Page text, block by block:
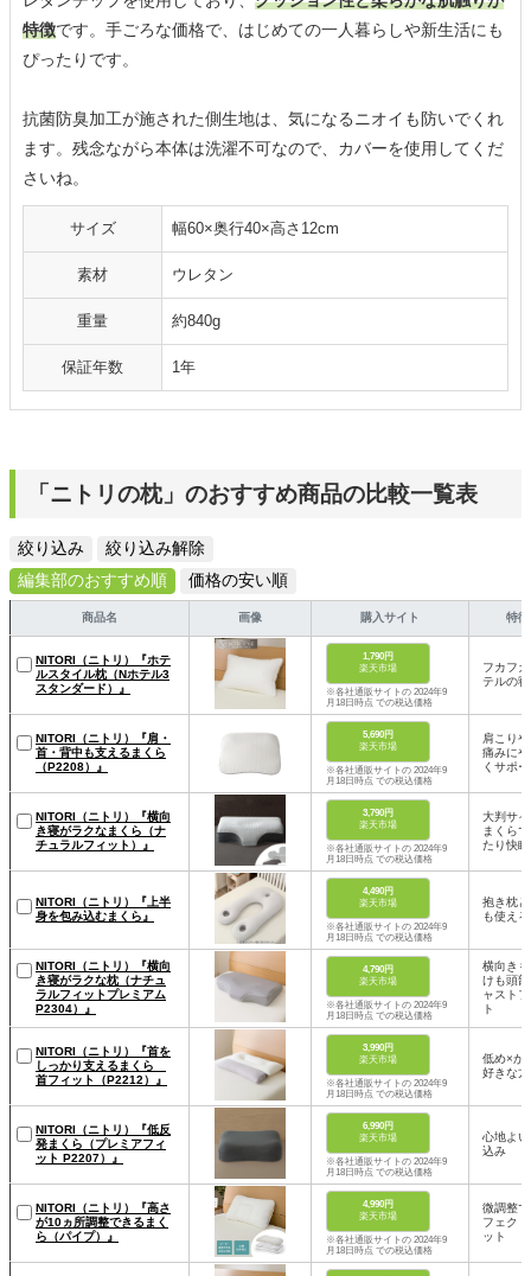
特徴です。手ごろな価格で、はじめての一人暮らしや新生活にも
ぴったりです。
抗菌防臭加工が施された側生地は、気になるニオイも防いでくれ
ます。残念ながら本体は洗濯不可なので、カバーを使用してくだ
さいね。
サイズ 幅60×奥行40×高さ12cm
素材 ウレタン
重量 約840g
保証年数 1年
「ニトリの枕」のおすすめ商品の比較一覧表
絞り込み
絞り込み解除
編集部のおすすめ順
価格の安い順
商品名 画像 購入サイト 特徴
NITORI（ニトリ）『ホテ
ルスタイル枕（Nホテル3
スタンダード）』
1,790円
楽天市場
※各社通販サイトの 2024年9
月18日時点 での税込価格
フカフ
テルの
NITORI（ニトリ）『肩・
首・背中も支えるまくら
（P2208）』
5,690円
楽天市場
※各社通販サイトの 2024年9
月18日時点 での税込価格
肩こり
痛みに
くサポ
NITORI（ニトリ）『横向
き寝がラクなまくら（ナ
チュラルフィット）』
3,790円
楽天市場
※各社通販サイトの 2024年9
月18日時点 での税込価格
大判サ
まくら
たり快眠
NITORI（ニトリ）『上半
身を包み込むまくら』
4,490円
楽天市場
※各社通販サイトの 2024年9
月18日時点 での税込価格
抱き枕
も使える
NITORI（ニトリ）『横向
き寝がラクな枕（ナチュ
ラルフィットプレミアム
P2304）』
4,790円
楽天市場
※各社通販サイトの 2024年9
月18日時点 での税込価格
横向き
けも頭
ャスト
ト
NITORI（ニトリ）『首を
しっかり支えるまくら
首フィット（P2212）』
3,990円
楽天市場
※各社通販サイトの 2024年9
月18日時点 での税込価格
低め×か
好きな
NITORI（ニトリ）『低反
発まくら（プレミアフィ
ット P2207）』
6,990円
楽天市場
※各社通販サイトの 2024年9
月18日時点 での税込価格
心地よ
込み
NITORI（ニトリ）『高さ
が10ヵ所調整できるまく
ら（パイプ）』
4,990円
楽天市場
※各社通販サイトの 2024年9
月18日時点 での税込価格
微調整
フェク
ット